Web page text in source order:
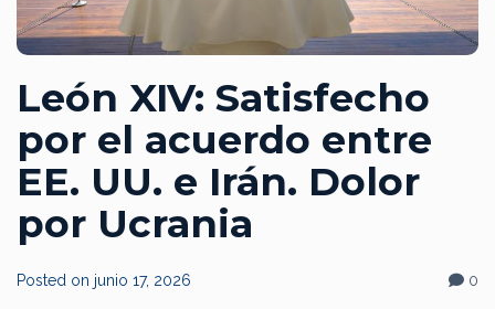
León XIV: Satisfecho
por el acuerdo entre
EE. UU. e Irán. Dolor
por Ucrania
Posted on junio 17, 2026 0